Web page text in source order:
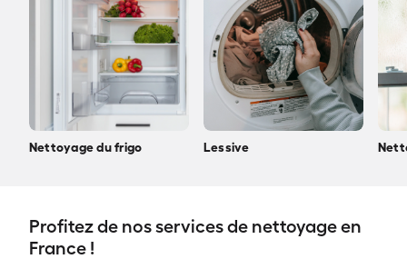
Nettoyage du frigo Lessive
Profitez de nos services de nettoyage en
France !